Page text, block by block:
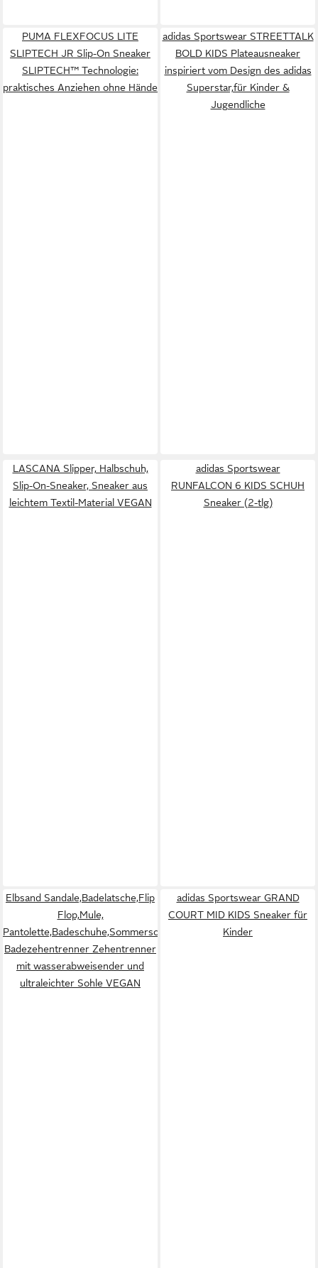
PUMA FLEXFOCUS LITE
SLIPTECH JR Slip-On Sneaker
SLIPTECH™ Technologie:
praktisches Anziehen ohne Hände
adidas Sportswear STREETTALK
BOLD KIDS Plateausneaker
inspiriert vom Design des adidas
Superstar,für Kinder &
Jugendliche
LASCANA Slipper, Halbschuh,
Slip-On-Sneaker, Sneaker aus
leichtem Textil-Material VEGAN
adidas Sportswear
RUNFALCON 6 KIDS SCHUH
Sneaker (2-tlg)
Elbsand Sandale,Badelatsche,Flip
Flop,Mule,
Pantolette,Badeschuhe,Sommerschuhe
Badezehentrenner Zehentrenner
mit wasserabweisender und
ultraleichter Sohle VEGAN
adidas Sportswear GRAND
COURT MID KIDS Sneaker für
Kinder